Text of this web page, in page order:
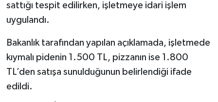
sattığı tespit edilirken, işletmeye idari işlem
uygulandı.
Bakanlık tarafından yapılan açıklamada, işletmede
kıymalı pidenin 1.500 TL, pizzanın ise 1.800
TL’den satışa sunulduğunun belirlendiği ifade
edildi.